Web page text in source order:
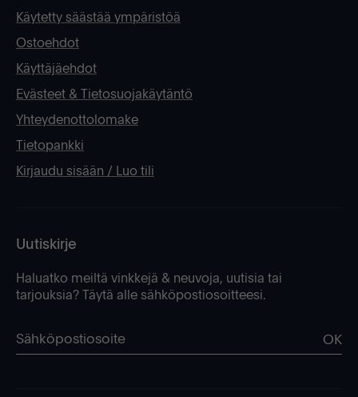
Käytetty säästää ympäristöä
Ostoehdot
Käyttäjäehdot
Evästeet & Tietosuojakäytäntö
Yhteydenottolomake
Tietopankki
Kirjaudu sisään / Luo tili
Uutiskirje
Haluatko meiltä vinkkejä & neuvoja, uutisia tai
tarjouksia? Täytä alle sähköpostiosoitteesi.
OK